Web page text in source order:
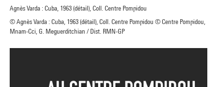
Agnès Varda : Cuba, 1963 (détail), Coll. Centre Pompidou
© Agnès Varda : Cuba, 1963 (détail), Coll. Centre Pompidou © Centre Pompidou,
Mnam-Cci, G. Meguerditchian / Dist. RMN-GP